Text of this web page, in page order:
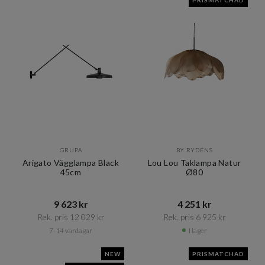
GRUPA
Arigato Vägglampa Black
45cm
9 623 kr​​
Rek. pris 12 029 kr​​
7-14 vardagar
BY RYDÉNS
Lou Lou Taklampa Natur
Ø80
4 251 kr​​
Rek. pris 6 925 kr​​
I lager
NEW PRISMATCHAD